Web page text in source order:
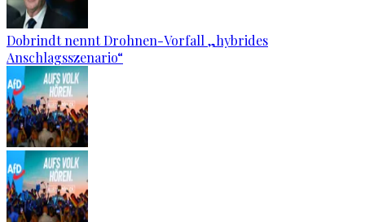
Dobrindt nennt Drohnen-Vorfall „hybrides
Anschlagsszenario“